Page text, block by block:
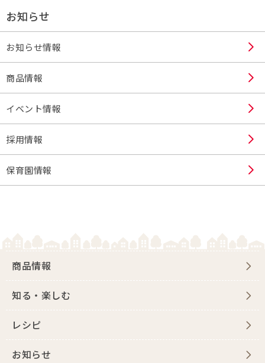
お知らせ
お知らせ情報
商品情報
イベント情報
採用情報
保育園情報
商品情報
知る・楽しむ
レシピ
お知らせ